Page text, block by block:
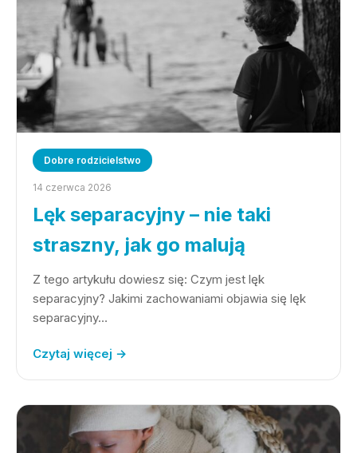
Dobre rodzicielstwo
14 czerwca 2026
Lęk separacyjny – nie taki
straszny, jak go malują
Z tego artykułu dowiesz się: Czym jest lęk
separacyjny? Jakimi zachowaniami objawia się lęk
separacyjny…
Czytaj więcej →